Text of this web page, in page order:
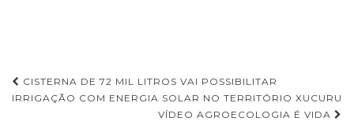
Navegação
de
CISTERNA DE 72 MIL LITROS VAI POSSIBILITAR
IRRIGAÇÃO COM ENERGIA SOLAR NO TERRITÓRIO XUCURU
VÍDEO AGROECOLOGIA É VIDA